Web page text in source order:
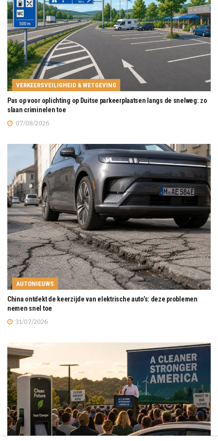
VERKEERSVEILIGHEID & WETGEVING
Pas op voor oplichting op Duitse parkeerplaatsen langs de snelweg: zo
slaan criminelen toe
07/08/2026
AUTONIEUWS
China ontdekt de keerzijde van elektrische auto’s: deze problemen
nemen snel toe
31/07/2026